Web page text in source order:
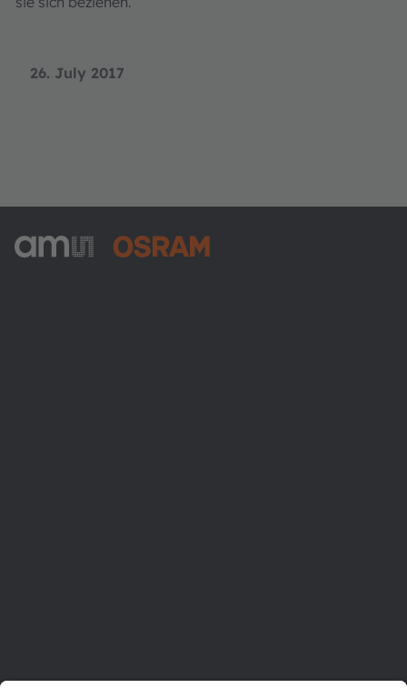
26. July 2017